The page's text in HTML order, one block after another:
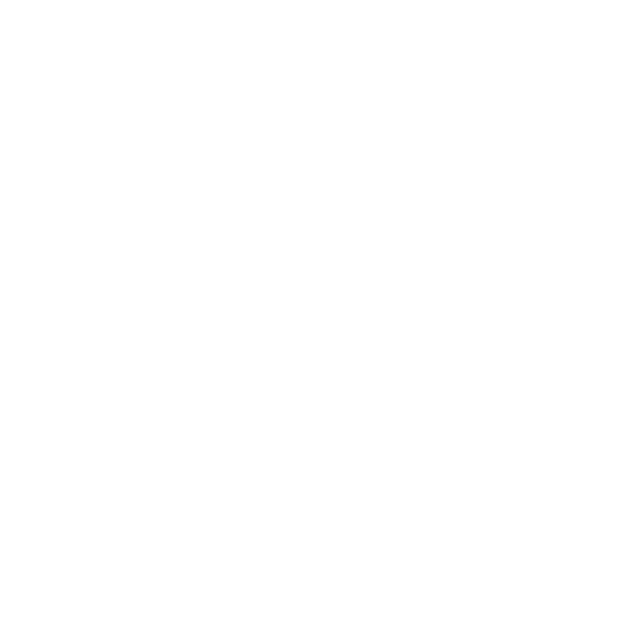
a směnárnu. Internet je k dispozici na přístupových bodech wi-fi. Tento hotel, uzpůsobený pro návštěvy celých rodin, nabízí dětský
hodiny: 24hodinová služba.
zahrnuje předkrm, hlavní jídlo a dezert, nápoje nejsou v ceně.
programů. Hráči golfu mají příležitost zahrát si na nejbližším golfovém hřišti, vzdáleném 10 km od hotelu. Hotel nabízí hostům v
vybavení či aktivity mohou být dále zpoplatněny. Hotel otevře v prosinci 2023.
většina z nich nabízí výhled na moře:
jednou týdně.